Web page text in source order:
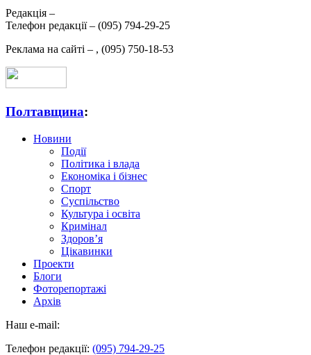
Редакція –
Телефон редакції – (095) 794-29-25
Реклама на сайті – , (095) 750-18-53
Полтавщина:
Новини
Події
Політика і влада
Економіка і бізнес
Спорт
Суспільство
Культура і освіта
Кримінал
Здоров’я
Цікавинки
Проекти
Блоги
Фоторепортажі
Архів
Наш e-mail:
Телефон редакції: (095) 794-29-25